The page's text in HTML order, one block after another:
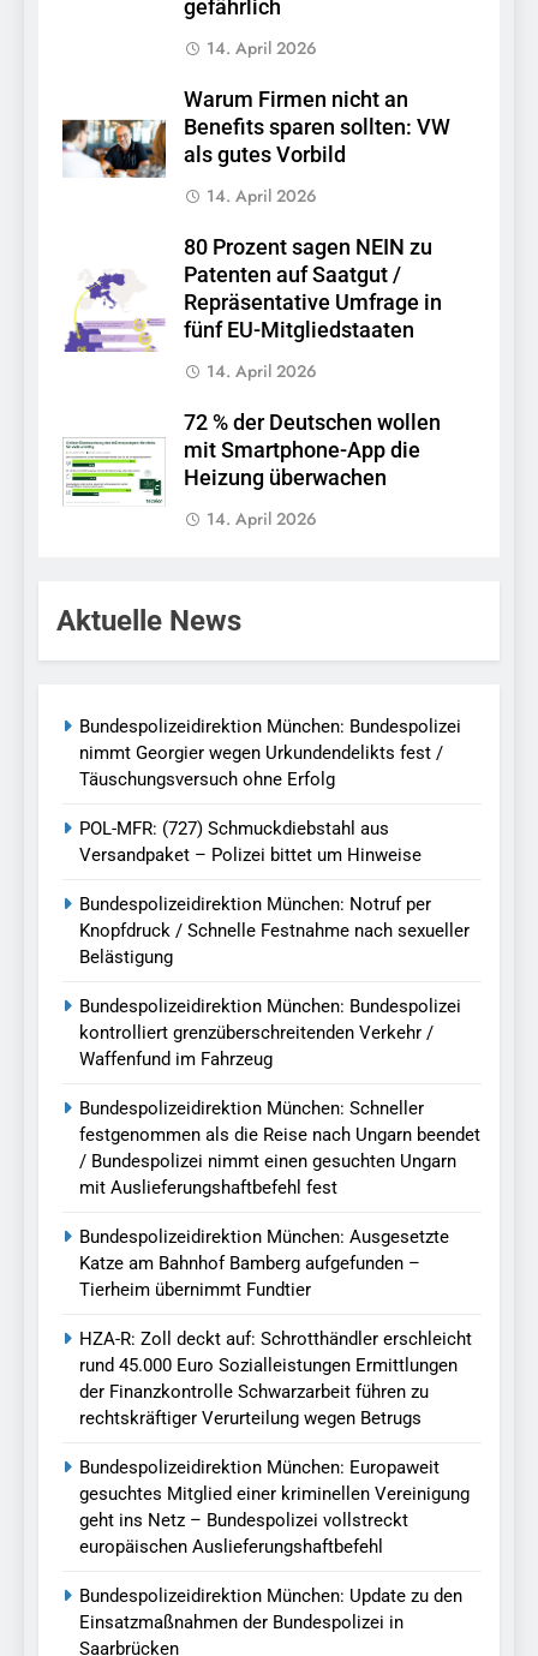
gefährlich
14. April 2026
Warum Firmen nicht an
Benefits sparen sollten: VW
als gutes Vorbild
14. April 2026
80 Prozent sagen NEIN zu
Patenten auf Saatgut /
Repräsentative Umfrage in
fünf EU-Mitgliedstaaten
14. April 2026
72 % der Deutschen wollen
mit Smartphone-App die
Heizung überwachen
14. April 2026
Aktuelle News
Bundespolizeidirektion München: Bundespolizei
nimmt Georgier wegen Urkundendelikts fest /
Täuschungsversuch ohne Erfolg
POL-MFR: (727) Schmuckdiebstahl aus
Versandpaket – Polizei bittet um Hinweise
Bundespolizeidirektion München: Notruf per
Knopfdruck / Schnelle Festnahme nach sexueller
Belästigung
Bundespolizeidirektion München: Bundespolizei
kontrolliert grenzüberschreitenden Verkehr /
Waffenfund im Fahrzeug
Bundespolizeidirektion München: Schneller
festgenommen als die Reise nach Ungarn beendet
/ Bundespolizei nimmt einen gesuchten Ungarn
mit Auslieferungshaftbefehl fest
Bundespolizeidirektion München: Ausgesetzte
Katze am Bahnhof Bamberg aufgefunden –
Tierheim übernimmt Fundtier
HZA-R: Zoll deckt auf: Schrotthändler erschleicht
rund 45.000 Euro Sozialleistungen Ermittlungen
der Finanzkontrolle Schwarzarbeit führen zu
rechtskräftiger Verurteilung wegen Betrugs
Bundespolizeidirektion München: Europaweit
gesuchtes Mitglied einer kriminellen Vereinigung
geht ins Netz – Bundespolizei vollstreckt
europäischen Auslieferungshaftbefehl
Bundespolizeidirektion München: Update zu den
Einsatzmaßnahmen der Bundespolizei in
Saarbrücken